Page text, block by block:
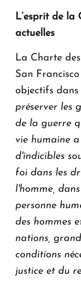
L’esprit de la
actuelles
La Charte
San
objectifs
préserver les
de la guerre
vie humaine
d'indicibles
foi dans les
l'homme,
personne
des hommes
nations,
conditions
justice et du